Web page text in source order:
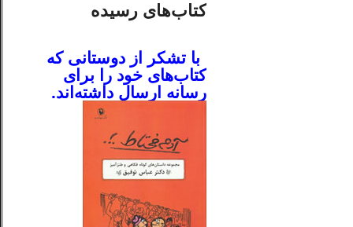
کتاب‌های رسیده
با تشکر از دوستانی که
کتاب‌های خود را برای
رسانه ارسال داشته‌اند.